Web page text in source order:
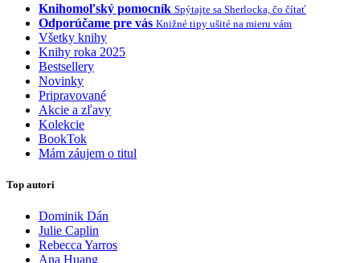
Knihomoľský pomocník Spýtajte sa Sherlocka, čo čítať
Odporúčame pre vás Knižné tipy ušité na mieru vám
Všetky knihy
Knihy roka 2025
Bestsellery
Novinky
Pripravované
Akcie a zľavy
Kolekcie
BookTok
Mám záujem o titul
Top autori
Dominik Dán
Julie Caplin
Rebecca Yarros
Ana Huang